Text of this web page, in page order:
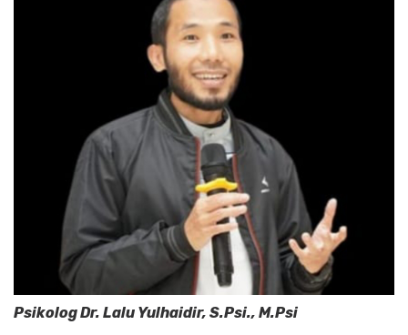
Psikolog Dr. Lalu Yulhaidir, S.Psi., M.Psi